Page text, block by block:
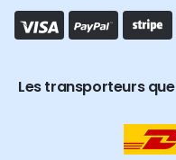
Les transporteurs